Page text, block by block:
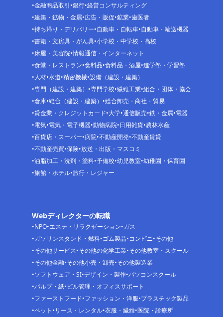
金融商品取引 銀行 経営コンサルティング
建築・鉱物・金属 広告・販促 鉱業 歯医者
持ち帰り・デリバリー 自動車・自転車 自動車・輸送機器
書籍・文房具・がん具 小学校・中学校・高校
床屋・美容院 情報通信・インターネット
食堂・レストラン 食料品 食料品・酒屋 進学塾・学習塾
人材 水道 精密機械 設備（建設・建築）
専門（建設・建築）
専門学校 繊維工業 組合・団体・協会
倉庫 総合（建設・建築）
総合卸売・商社・貿易
貸金業・クレジットカード 大学 通信販売 鉄・金属 電器
電気 電気・電子機器 動物病院 日用雑貨 農林水産
百貨店・スーパー 病院 不動産開発 不動産賃貸
不動産売買 保険 放送・出版・マスコミ
油脂加工・洗剤・塗料 予備校 幼児教室 幼稚園・保育園
旅館・ホテル 旅行・レジャー
Webディレクターの転職
NPO エステ・リラクゼーション ガス
ガソリンスタンド・燃料 ゴム製品 コンビニ その他
その他サービス その他の化学工業 その他教室・スクール
その他金融 その他小売・卸売 その他製造業
ソフトウェア・SI デザイン・製作 パソコンスクール
パルプ・紙 ビル管理・オフィスサポート
ファーストフード ファッション・洋服 プラスチック製品
ペット リース・レンタル 衣服・繊維 医院・診療所